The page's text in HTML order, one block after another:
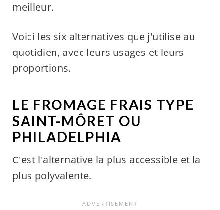
meilleur.
Voici les six alternatives que j'utilise au
quotidien, avec leurs usages et leurs
proportions.
LE FROMAGE FRAIS TYPE
SAINT-MÔRET OU
PHILADELPHIA
C'est l'alternative la plus accessible et la
plus polyvalente.